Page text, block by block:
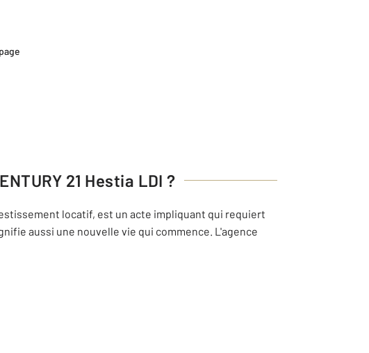
21 Hestia LDI ?
locatif, est un acte impliquant qui requiert
aussi une nouvelle vie qui commence. L'agence